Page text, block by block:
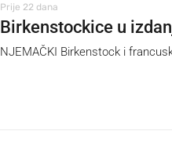
Prije 22 dana
Birkenstockice u
NJEMAČKI Birkenstock i